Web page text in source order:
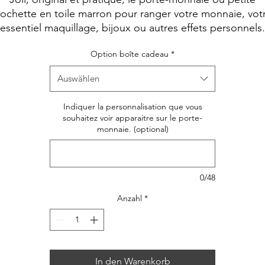
en toile marron pour ranger votre monnaie,
essentiel maquillage, bijoux ou autres effets personnels.
Option boîte cadeau *
Auswählen
Indiquer la personnalisation que vous
souhaitez voir apparaitre sur le porte-
monnaie. (optional)
0/48
Anzahl *
In den Warenkorb